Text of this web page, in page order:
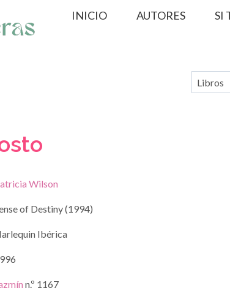
INICIO AUTORES SI
Wilson
of Destiny (1994)
Ibérica
n.º 1167